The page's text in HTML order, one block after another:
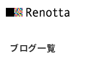
ブログ一覧